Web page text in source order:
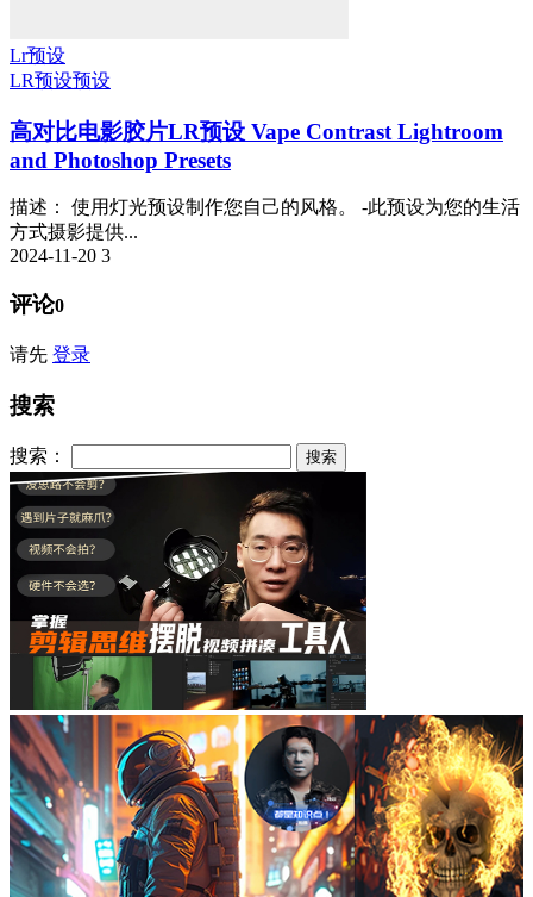
Lr预设
LR预设预设
高对比电影胶片LR预设 Vape Contrast Lightroom
and Photoshop Presets
描述： 使用灯光预设制作您自己的风格。 -此预设为您的生活
方式摄影提供...
2024-11-20 3
评论0
请先 登录
搜索
搜索：